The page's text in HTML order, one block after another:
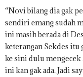
“Novi bilang dia gak
sendiri emang sudah
ini masih berada di
keterangan Sekdes itu
ke sini dulu
ini kan gak ada. Jadi